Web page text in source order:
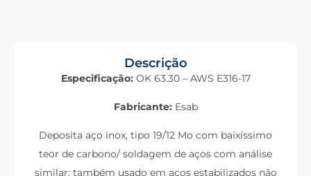
Descrição
Especificação:OK 63.30 – AWS E316-17
Fabricante:Esab
Deposita aço inox, tipo 19/12 Mo com baixíssimo
teor de carbono/ soldagem de aços com análise
similar; também usado em aços estabilizados não